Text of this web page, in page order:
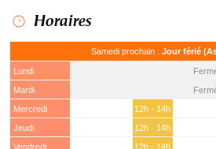
Horaires
Samedi prochain : Jour férié
Lundi
Mardi
Mercredi
12h - 14h
Jeudi
12h - 14h
Vendredi
12h - 14h